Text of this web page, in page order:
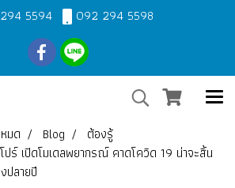
5594 092 294 5598
มด Blog
ต้องรู้
ปร์ เปิดโมเดลพยากรณ์ คาดโควิด 19 น่าจะสิ้น
ปลายปี